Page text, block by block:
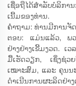
ເຊື່ອຖືໄດ້ສຳລັບບໍລິກ
ເນີ້ມຂອງທ່ານ.
ຄຳຖາມ: ທ່ານມີການຈັ
ຕອບ: ແມ່ນແລ້ວ, ພວ
ຢ່າງຢ່າງເຂີ້ມງວດ. ເ
ມື້ເຮັດວຽກ, ເຊິ່ງຊ່ວ
ເໝາະສົມ, ແລະ ຄຸນນ
ດຳເນີນການຜະລິດຢ່າ